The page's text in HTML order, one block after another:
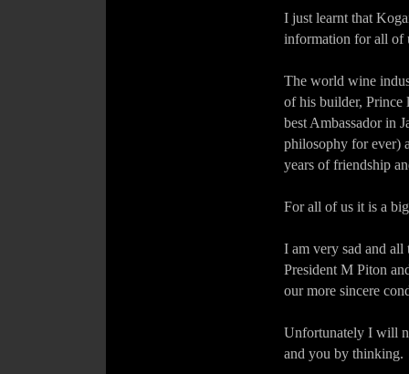
I just learnt that
information for all of
The world wine
of his builder, Prince
best Ambassador in
philosophy for ever)
years of friendship
For all of us it is a
I am very sad and all
President M Piton
our more sincere
Unfortunately I will
and you by thinking.